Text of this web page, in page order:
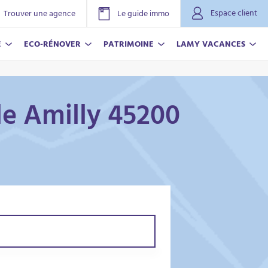
Trouver une agence Le guide immo
Espace client
ECO-RÉNOVER
plus
PATRIMOINE LAMY VACANCES
plus
Amilly 45200